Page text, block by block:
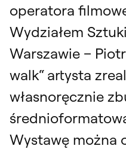
operatora
Wydziałem
Warszawie –
walk“ artysta
własnoręcznie
Wystawę można